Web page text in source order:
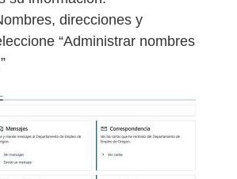
direcciones y
“Administrar nombres